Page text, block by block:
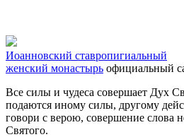
Иоанновский ставропигиальный
женский монастырь официальный
Все силы и чудеса совершает Дух
подаются иному силы, другому
говори с верою, совершение слова
Святого.